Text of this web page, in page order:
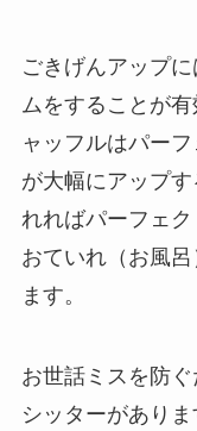
ごきげんアップ
ムをすることが
ャッフルはパー
が大幅にアップ
れればパーフェク
おていれ（お風
ます。
お世話ミスを防
シッターがあり